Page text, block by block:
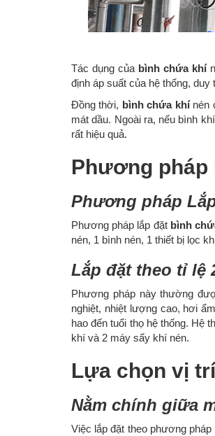
Tác dụng củabình chứa khí
định áp suất của hệ thống,
Đồng thời, bình chứa khí nén
mát dầu. Ngoài ra, nếu bình
rất hiệu quả.
Phương pháp
Phương pháp
Phương pháp lắp đặtbình
nén, 1 bình nén, 1 thiết bị lọc
Lắp đặt theo tỉ lệ
Phương pháp này thường
nghiệt, nhiệt lượng cao, hơi
hao đến tuổi thọ hệ thống. Hệ
khí và 2 máy sấy khí nén.
Lựa chọn vị
Nằm chính giữa
Việc lắp đặt theo phương